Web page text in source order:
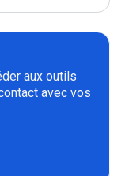
aux outils
avec vos